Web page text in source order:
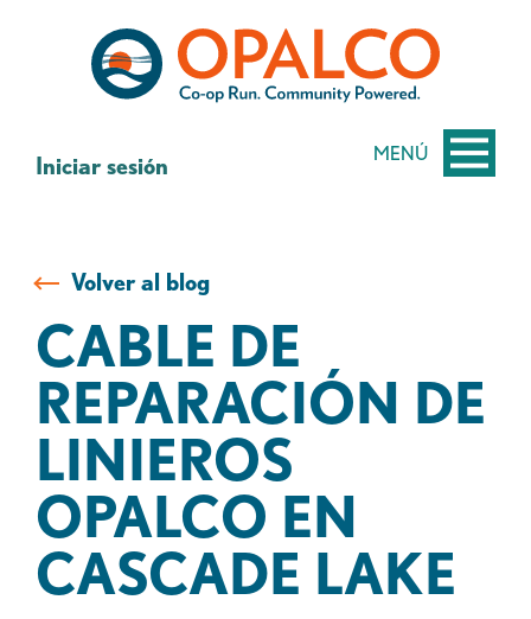
contenido
MENÚ
Iniciar sesión
Volver al blog
CABLE DE
REPARACIÓN DE
LINIEROS
OPALCO EN
CASCADE LAKE